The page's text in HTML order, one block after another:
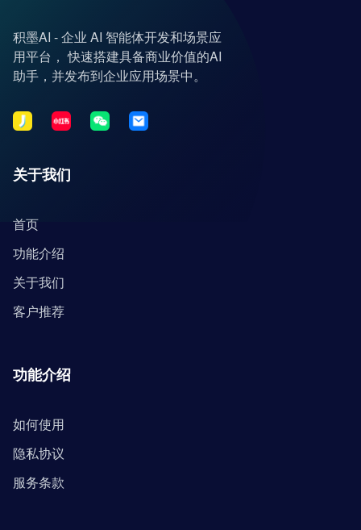
积墨AI - 企业 AI 智能体开发和场景应
用平台， 快速搭建具备商业价值的AI
助手，并发布到企业应用场景中。
关于我们
首页
功能介绍
关于我们
客户推荐
功能介绍
如何使用
隐私协议
服务条款